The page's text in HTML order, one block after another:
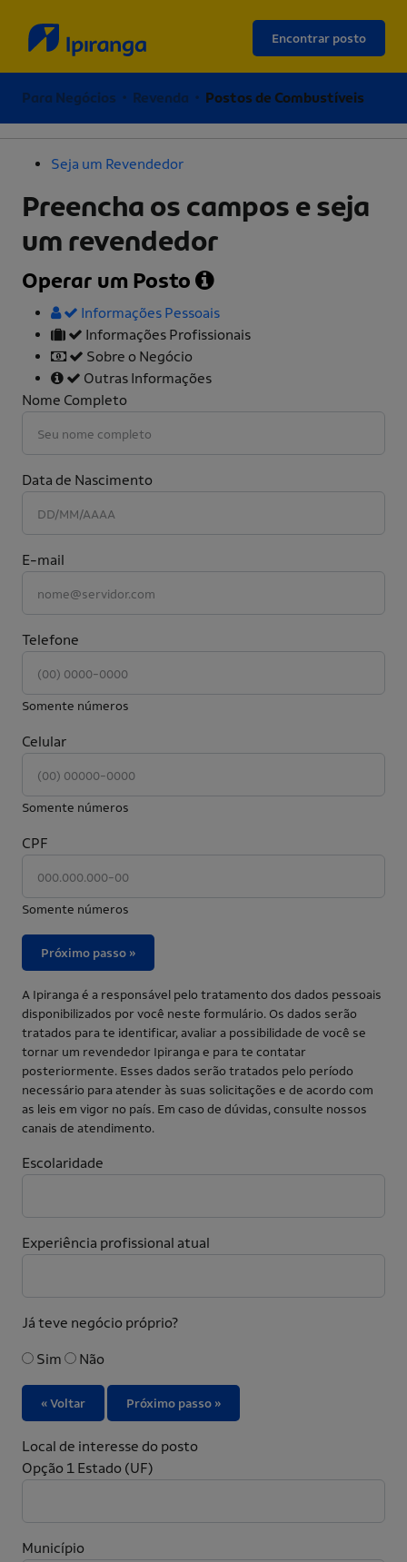
Encontrar posto
Para Negócios • Revenda • Postos de Combustíveis
Seja um Revendedor
Preencha os campos e seja
um revendedor
Operar um Posto
Informações Pessoais
Informações Profissionais
Sobre o Negócio
Outras Informações
Nome Completo
Data de Nascimento
E-mail
Telefone
Somente números
Celular
Somente números
CPF
Somente números
Próximo passo »
A Ipiranga é a responsável pelo tratamento dos dados pessoais
disponibilizados por você neste formulário. Os dados serão
tratados para te identificar, avaliar a possibilidade de você se
tornar um revendedor Ipiranga e para te contatar
posteriormente. Esses dados serão tratados pelo período
necessário para atender às suas solicitações e de acordo com
as leis em vigor no país. Em caso de dúvidas, consulte nossos
canais de atendimento.
Escolaridade
Experiência profissional atual
Já teve negócio próprio?
Sim Não
« Voltar Próximo passo »
Local de interesse do posto
Opção 1 Estado (UF)
Município